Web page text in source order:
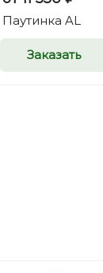
Паутинка AL
Заказать